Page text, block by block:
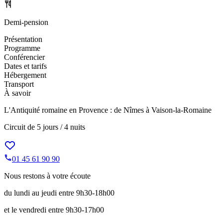
Demi-pension
Présentation
Programme
Conférencier
Dates et tarifs
Hébergement
Transport
À savoir
L'Antiquité romaine en Provence : de Nîmes à Vaison-la-Romaine
Circuit de 5 jours / 4 nuits
01 45 61 90 90
Nous restons à votre écoute
du lundi au jeudi entre 9h30-18h00
et le vendredi entre 9h30-17h00